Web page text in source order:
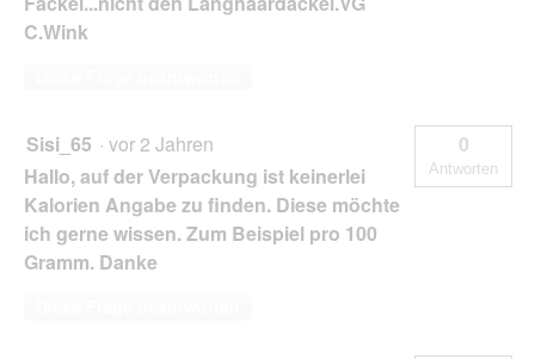
C.Wink
Sisi_65 · vor 2 Jahren
Hallo, auf der Verpackung ist keinerlei
Kalorien Angabe zu finden. Diese möchte
ich gerne wissen. Zum Beispiel pro 100
Gramm. Danke
0
Antworten